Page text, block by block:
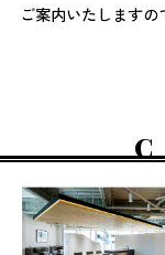
ご案内いたします